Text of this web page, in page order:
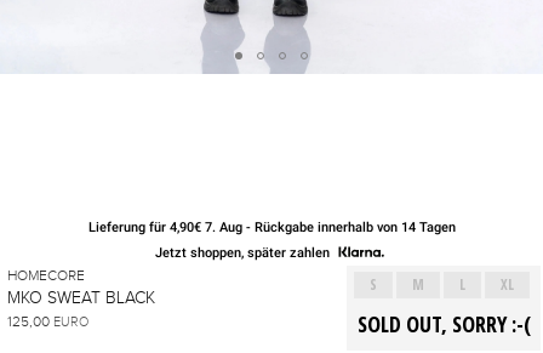
Lieferung für 4,90€ 7. Aug - Rückgabe innerhalb von 14 Tagen
Jetzt shoppen, später zahlen
HOMECORE
MKO SWEAT BLACK
125,00 EURO
S M L XL